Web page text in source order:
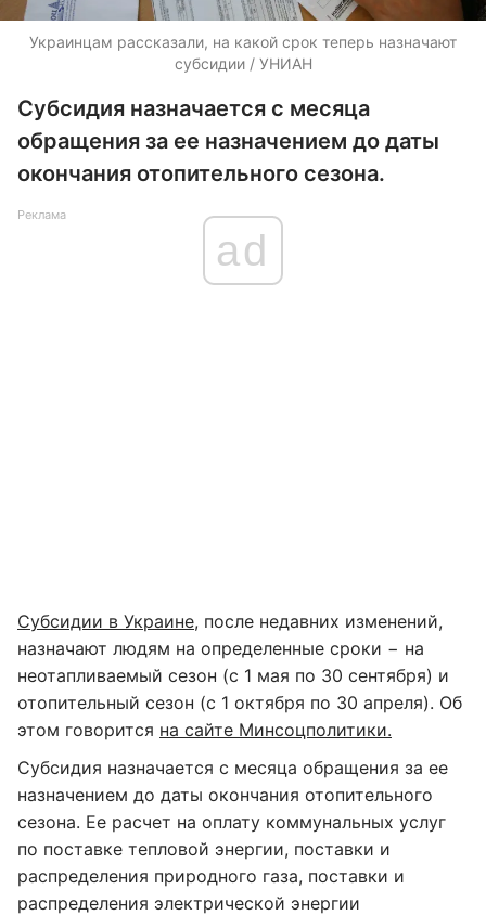
Украинцам рассказали, на какой срок теперь назначают
субсидии / УНИАН
Субсидия назначается с месяца
обращения за ее назначением до даты
окончания отопительного сезона.
Реклама
ad
Субсидии в Украине, после недавних изменений,
назначают людям на определенные сроки − на
неотапливаемый сезон (с 1 мая по 30 сентября) и
отопительный сезон (с 1 октября по 30 апреля). Об
этом говорится на сайте Минсоцполитики.
Субсидия назначается с месяца обращения за ее
назначением до даты окончания отопительного
сезона. Ее расчет на оплату коммунальных услуг
по поставке тепловой энергии, поставки и
распределения природного газа, поставки и
распределения электрической энергии